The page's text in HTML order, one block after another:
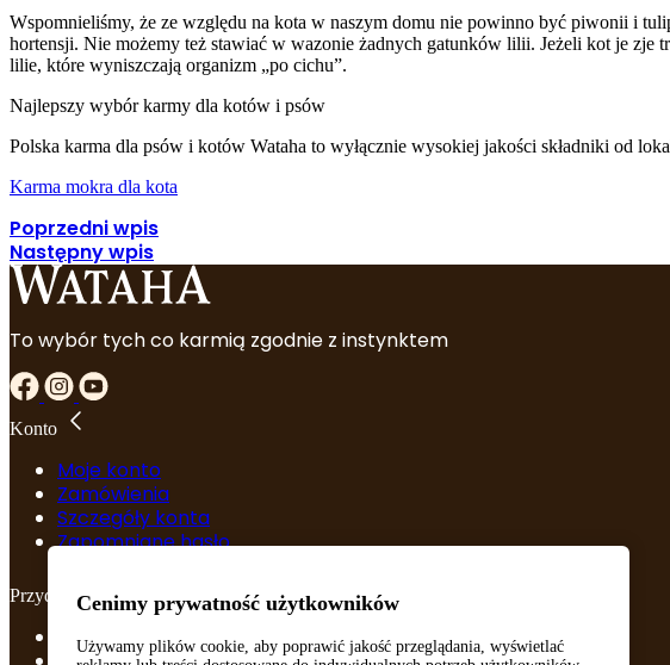
Wspomnieliśmy, że ze względu na kota w naszym domu nie powinno być piwonii i
hortensji. Nie możemy też stawiać w wazonie żadnych gatunków lilii. Jeżeli kot je
lilie, które wyniszczają organizm „po cichu”.
Najlepszy wybór karmy dla kotów i psów
Polska karma dla psów i kotów Wataha to wyłącznie wysokiej jakości składniki od
Karma mokra dla kota
Poprzedni wpis
Następny wpis
To wybór tych co karmią zgodnie z instynktem
Konto
Moje konto
Zamówienia
Szczegóły konta
Zapomniane hasło
Przydatne linki
Regulamin
Cenimy prywatność użytkowników
Używamy plików cookie, aby poprawić jakość przeglądania, wyświetlać